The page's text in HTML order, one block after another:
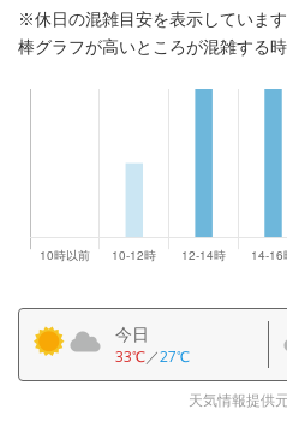
※休日の混雑目安を表示しています
棒グラフが高いところが混雑する時
今日
33℃／27℃
天気情報提供